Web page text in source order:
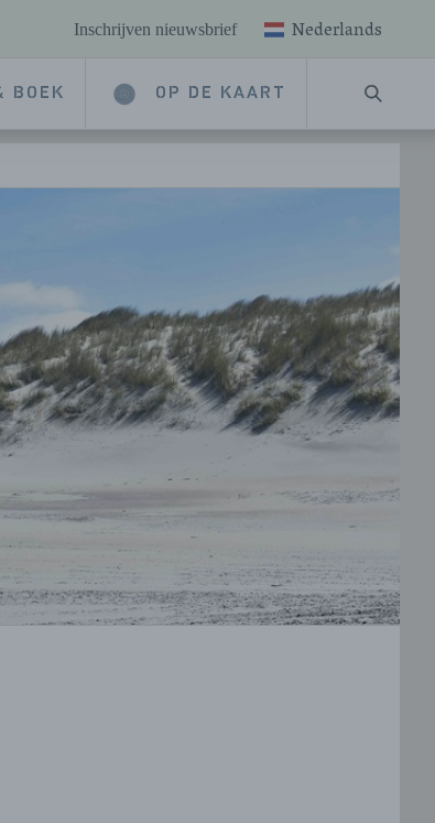
Inschrijven nieuwsbrief Nederlands
BOEK OP DE KAART